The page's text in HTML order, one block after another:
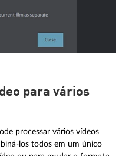
para vários
processar vários vídeos
los todos em um único